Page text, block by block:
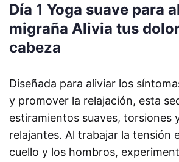
Día 1 Yoga suave para
migraña Alivia tus
cabeza
Diseñada para aliviar los
y promover la relajación, esta
estiramientos suaves, torsiones
relajantes. Al trabajar la tensión
cuello y los hombros,